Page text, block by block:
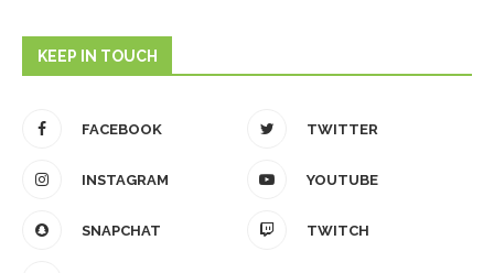
KEEP IN TOUCH
FACEBOOK TWITTER
INSTAGRAM YOUTUBE
SNAPCHAT TWITCH